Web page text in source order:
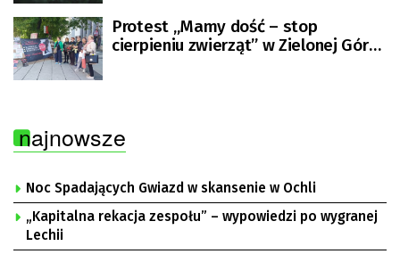
Protest „Mamy dość – stop
cierpieniu zwierząt” w Zielonej Górze
najnowsze
Noc Spadających Gwiazd w skansenie w Ochli
„Kapitalna rekacja zespołu” – wypowiedzi po wygranej
Lechii